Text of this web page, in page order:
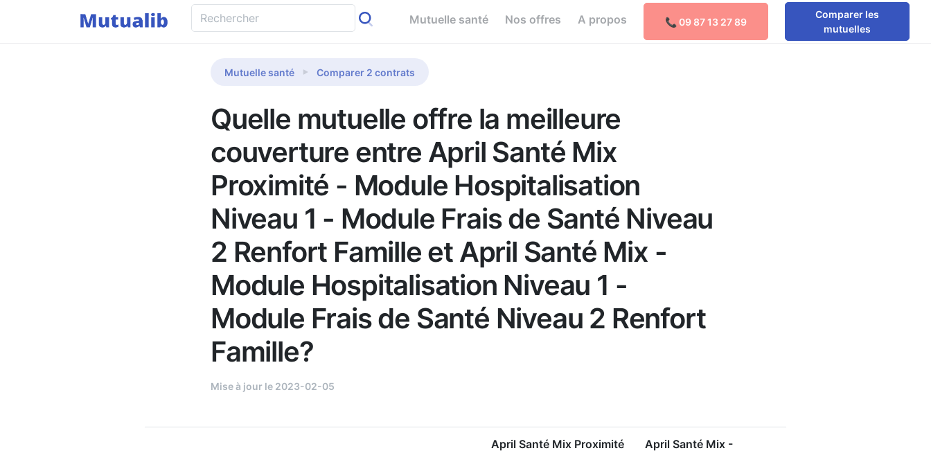
Mutuelle santé Nos offres A propos 📞 09 87 13 27 89
Comparer les
mutuelles
Comparer les mutuelles
Mutuelle santé Comparer 2 contrats
Quelle mutuelle offre la meilleure
couverture entre April Santé Mix
Proximité - Module Hospitalisation
Niveau 1 - Module Frais de Santé Niveau
2 Renfort Famille et April Santé Mix -
Module Hospitalisation Niveau 1 -
Module Frais de Santé Niveau 2 Renfort
Famille?
Mise à jour le 2023-02-05
April Santé Mix Proximité
April Santé Mix -